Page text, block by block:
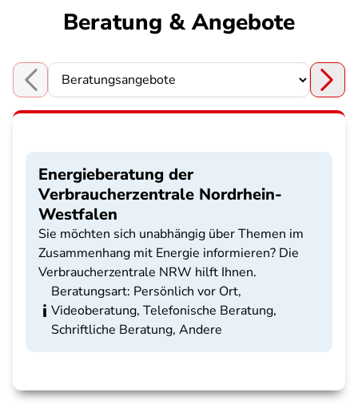
Beratung & Angebote
Choose a section
Energieberatung der
Verbraucherzentrale Nordrhein-
Westfalen
Sie möchten sich unabhängig über Themen im
Zusammenhang mit Energie informieren? Die
Verbraucherzentrale NRW hilft Ihnen.
Beratungsart: Persönlich vor Ort,
Videoberatung, Telefonische Beratung,
Schriftliche Beratung, Andere